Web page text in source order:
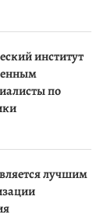
институт
по
лучшим